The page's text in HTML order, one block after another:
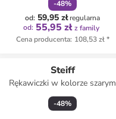
-48%
od: 59,95 złregularna
od: 55,95 zł z family
Cena producenta: 108,53 zł*
Steiff
Rękawiczki w kolorze szarym
-48%